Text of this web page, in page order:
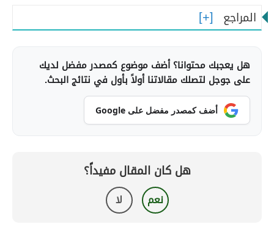
المراجع
هل يعجبك محتوانا؟ أضف موضوع كمصدر مفضل لديك
على جوجل لتصلك مقالاتنا أولاً بأول في نتائج البحث.
أضف كمصدر مفضل على Google
هل كان المقال مفيداً؟
نعم لا